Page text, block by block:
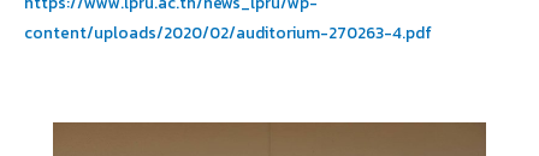
content/uploads/2020/02/auditorium-270263-4.pdf